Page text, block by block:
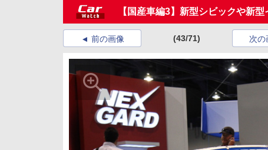
【国産車編3】新型シビックや新
前の画像 (43/71) 次の